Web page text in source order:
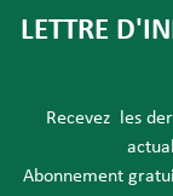
LETTRE
Recevez les
Abonnement